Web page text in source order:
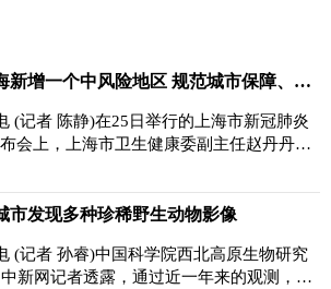
（上海战疫录）上海新增一个中风险地区 规范城市保障、方舱等工作人员回社区
(记者 陈静)在25日举行的上海市新冠肺炎
会上，上海市卫生健康委副主任赵丹丹表
市发现多种珍稀野生动物影像
(记者 孙睿)中国科学院西北高原生物研究
新网记者透露，通过近一年来的观测，在